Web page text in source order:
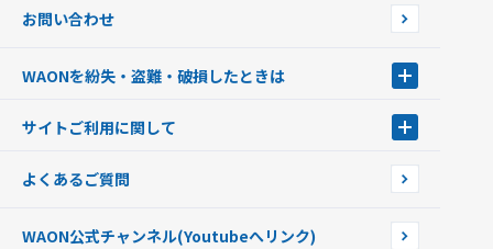
WAONカード・WAONカードプラス
モバイルWAON
提携WAONカード
WAONネットステーション
新型WAONステーション
WAONチャージャーmini
お問い合わせ
WAONを紛失・盗難・破損したときは
WAONカードの拾得について
サイトご利用に関して
企業情報
よくあるご質問
WAON公式チャンネル(Youtubeへリンク)